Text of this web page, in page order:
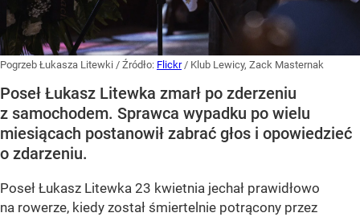
Pogrzeb Łukasza Litewki / Źródło: Flickr / Klub Lewicy, Zack Masternak
Poseł Łukasz Litewka zmarł po zderzeniu
z samochodem. Sprawca wypadku po wielu
miesiącach postanowił zabrać głos i opowiedzieć
o zdarzeniu.
Poseł Łukasz Litewka 23 kwietnia jechał prawidłowo
na rowerze, kiedy został śmiertelnie potrącony przez